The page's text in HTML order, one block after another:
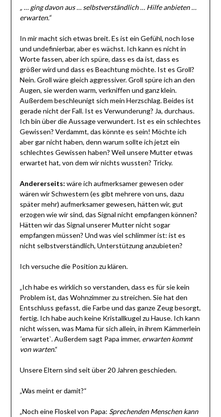
„ … ging davon aus … selbstverständlich … Hilfe anbieten …
erwarten.“
In mir macht sich etwas breit. Es ist ein Gefühl, noch lose
und undefinierbar, aber es wächst. Ich kann es nicht in
Worte fassen, aber ich spüre, dass es da ist, dass es
größer wird und dass es Beachtung möchte. Ist es Groll?
Nein. Groll wäre gleich aggressiver. Groll spüre ich an den
Augen, sie werden warm, verkniffen und ganz klein.
Außerdem beschleunigt sich mein Herzschlag. Beides ist
gerade nicht der Fall. Ist es Verwunderung? Ja, durchaus.
Ich bin über die Aussage verwundert. Ist es ein schlechtes
Gewissen? Verdammt, das könnte es sein! Möchte ich
aber gar nicht haben, denn warum sollte ich jetzt ein
schlechtes Gewissen haben? Weil unsere Mutter etwas
erwartet hat, von dem wir nichts wussten? Tricky.
Andererseits: wäre ich aufmerksamer gewesen oder
wären wir Schwestern (es gibt mehrere von uns, dazu
später mehr) aufmerksamer gewesen, hätten wir, gut
erzogen wie wir sind, das Signal nicht empfangen können?
Hätten wir das Signal unserer Mutter nicht sogar
empfangen müssen? Und was viel schlimmer ist: ist es
nicht selbstverständlich, Unterstützung anzubieten?
Ich versuche die Position zu klären.
„Ich habe es wirklich so verstanden, dass es für sie kein
Problem ist, das Wohnzimmer zu streichen. Sie hat den
Entschluss gefasst, die Farbe und das ganze Zeug besorgt,
fertig. Ich habe auch keine Kristallkugel zu Hause. Ich kann
nicht wissen, was Mama für sich allein, in ihrem Kämmerlein
´erwartet`. Außerdem sagt Papa immer, erwarten kommt
von warten.“
Unsere Eltern sind seit über 20 Jahren geschieden.
„Was meint er damit?“
„Noch eine Floskel von Papa: Sprechenden Menschen kann